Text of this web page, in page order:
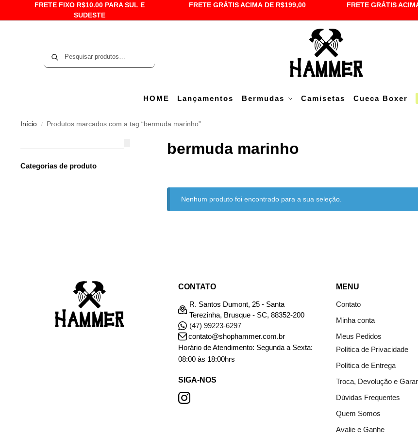
FRETE FIXO R$10.00 PARA SUL E
SUDESTE
FRETE GRÁTIS ACIMA DE R$199,00 FRETE GRÁTIS
HOME Lançamentos Bermudas Camisetas Cueca Boxer
Início / Produtos marcados com a tag “bermuda marinho”
bermuda marinho
Nenhum produto foi encontrado para a sua seleção.
Categorias de produto
CONTATO
R. Santos Dumont, 25 - Santa
Terezinha, Brusque - SC, 88352-200
(47) 99223-6297
contato@shophammer.com.br
Horário de Atendimento: Segunda a Sexta:
08:00 às 18:00hrs
SIGA-NOS
MENU
Contato
Minha conta
Meus Pedidos
Política de Privacidade
Política de Entrega
Troca, Devolução e
Dúvidas Frequentes
Quem Somos
Avalie e Ganhe